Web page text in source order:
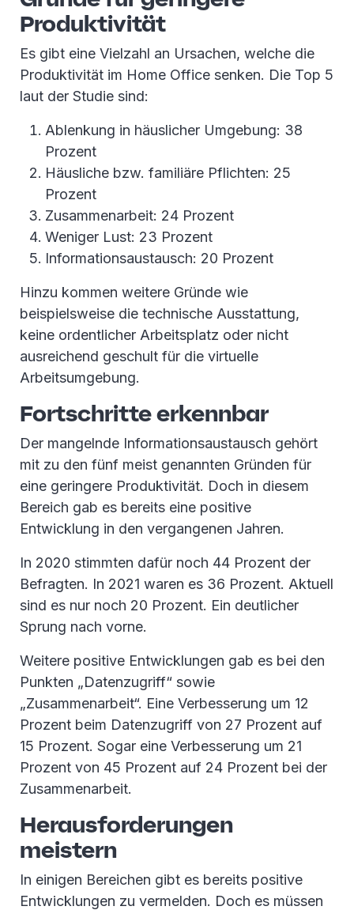
Produktivität
Es gibt eine Vielzahl an Ursachen, welche die
Produktivität im Home Office senken. Die Top 5
laut der Studie sind:
Ablenkung in häuslicher Umgebung: 38
Prozent
Häusliche bzw. familiäre Pflichten: 25
Prozent
Zusammenarbeit: 24 Prozent
Weniger Lust: 23 Prozent
Informationsaustausch: 20 Prozent
Hinzu kommen weitere Gründe wie
beispielsweise die technische Ausstattung,
keine ordentlicher Arbeitsplatz oder nicht
ausreichend geschult für die virtuelle
Arbeitsumgebung.
Fortschritte erkennbar
Der mangelnde Informationsaustausch gehört
mit zu den fünf meist genannten Gründen für
eine geringere Produktivität. Doch in diesem
Bereich gab es bereits eine positive
Entwicklung in den vergangenen Jahren.
In 2020 stimmten dafür noch 44 Prozent der
Befragten. In 2021 waren es 36 Prozent. Aktuell
sind es nur noch 20 Prozent. Ein deutlicher
Sprung nach vorne.
Weitere positive Entwicklungen gab es bei den
Punkten „Datenzugriff“ sowie
„Zusammenarbeit“. Eine Verbesserung um 12
Prozent beim Datenzugriff von 27 Prozent auf
15 Prozent. Sogar eine Verbesserung um 21
Prozent von 45 Prozent auf 24 Prozent bei der
Zusammenarbeit.
Herausforderungen
meistern
In einigen Bereichen gibt es bereits positive
Entwicklungen zu vermelden. Doch es müssen